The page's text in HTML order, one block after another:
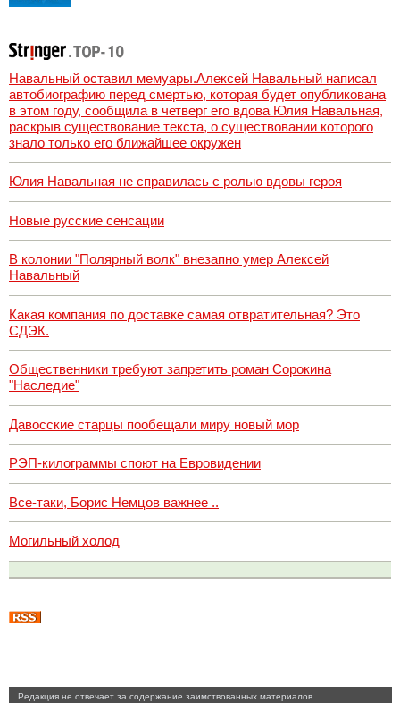
Навальный оставил мемуары.Алексей Навальный написал
автобиографию перед смертью, которая будет опубликована
в этом году, сообщила в четверг его вдова Юлия Навальная,
раскрыв существование текста, о существовании которого
знало только его ближайшее окружен
Юлия Навальная не справилась с ролью вдовы героя
Новые русские сенсации
В колонии "Полярный волк" внезапно умер Алексей
Навальный
Какая компания по доставке самая отвратительная? Это
СДЭК.
Общественники требуют запретить роман Сорокина
"Наследие"
Давосские старцы пообещали миру новый мор
РЭП-килограммы споют на Евровидении
Все-таки, Борис Немцов важнее ..
Могильный холод
Pедакция не отвечает за содержание заимствованных материалов